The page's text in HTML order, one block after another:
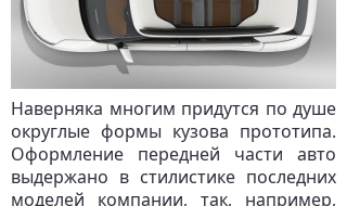
Наверняка многим придутся по душе
округлые формы кузова прототипа.
Оформление передней части авто
выдержано в стилистике последних
моделей компании, так, например,